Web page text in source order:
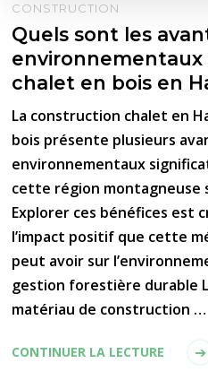
CONSTRUCTION
Quels sont les
chalet en bois en
La construction chalet en
bois présente plusieurs
environnementaux
cette région montagneuse
Explorer ces bénéfices est
l’impact positif que cette
peut avoir sur
gestion forestière durable
matériau de construction …
CONTINUER LA LECTURE